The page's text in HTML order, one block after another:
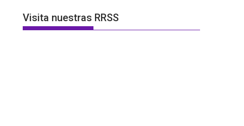
Visita nuestras RRSS